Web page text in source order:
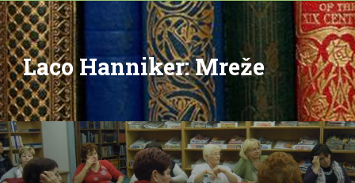
Laco Hanniker: Mreže